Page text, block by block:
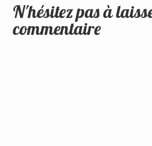
N'hésitez pas à
commentaire